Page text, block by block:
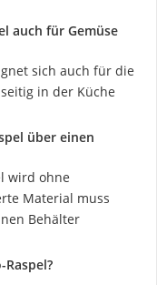
auch für Gemüse
sich auch für die
in der Küche
über einen
wird ohne
Material muss
Behälter